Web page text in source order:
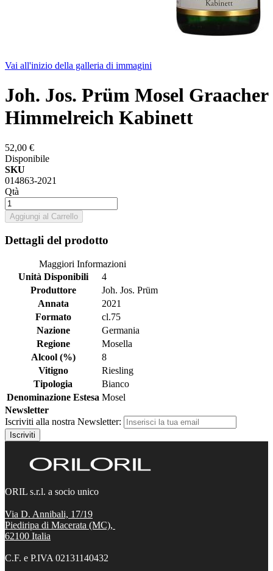
Vai all'inizio della galleria di immagini
Joh. Jos. Prüm Mosel Graacher
Himmelreich Kabinett
52,00 €
Disponibile
SKU
014863-2021
Qtà
Aggiungi al Carrello
Dettagli del prodotto
Maggiori Informazioni
Unità Disponibili
4
Produttore
Joh. Jos. Prüm
Annata
2021
Formato
cl.75
Nazione
Germania
Regione
Mosella
Alcool (%)
8
Vitigno
Riesling
Tipologia
Bianco
Denominazione Estesa Mosel
Newsletter
Iscriviti alla nostra Newsletter:
Iscriviti
ORIL s.r.l. a socio unico
Via D. Annibali, 17/19
Piediripa di Macerata (MC),
62100 Italia
C.F. e P.IVA 02131140432